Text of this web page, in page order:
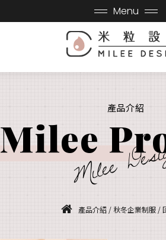
Menu
產品介紹
Milee
Milee
產品介紹 / 秋冬企業制服 /